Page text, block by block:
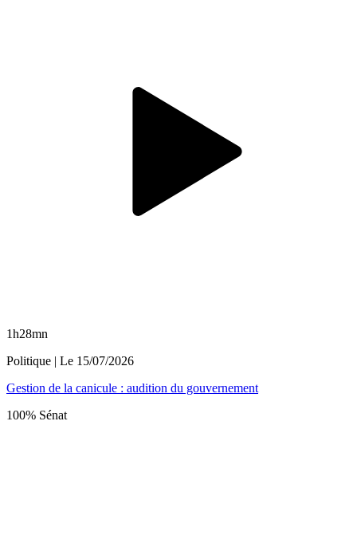
1h28mn
Politique | Le 15/07/2026
Gestion de la canicule : audition du gouvernement
100% Sénat